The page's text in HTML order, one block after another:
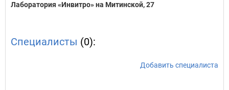
Лаборатория «Инвитро» на Митинской, 27
Специалисты (0):
Добавить специалиста